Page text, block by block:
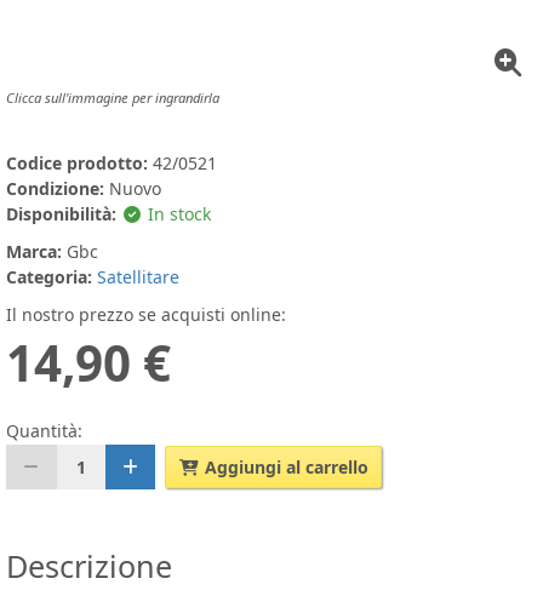
Clicca sull'immagine per ingrandirla
Codice prodotto: 42/0521
Condizione: Nuovo
Disponibilità:
In stock
Marca: Gbc
Categoria: Satellitare
Il nostro prezzo se acquisti online:
14,90 €
Quantità:
1
Aggiungi al carrello
Descrizione